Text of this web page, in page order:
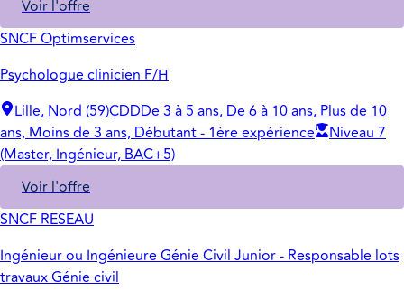
Voir l'offre
SNCF Optimservices
Psychologue clinicien F/H
Lille, Nord (59)CDDDe 3 à 5 ans, De 6 à 10 ans, Plus de 10
ans, Moins de 3 ans, Débutant - 1ère expérience
Niveau 7
(Master, Ingénieur, BAC+5)
Voir l'offre
SNCF RESEAU
Ingénieur ou Ingénieure Génie Civil Junior - Responsable lots
travaux Génie civil